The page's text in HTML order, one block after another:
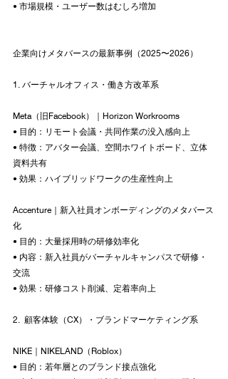
• 市場規模・ユーザー数はむしろ増加
企業向けメタバースの最新事例（2025〜2026）
1. バーチャルオフィス・働き方改革系
Meta（旧Facebook）｜Horizon Workrooms
• 目的：リモート会議・共同作業の没入感向上
• 特徴：アバター会議、空間ホワイトボード、立体
資料共有
• 効果：ハイブリッドワークの生産性向上
Accenture｜新入社員オンボーディングのメタバース
化
• 目的：大量採用時の研修効率化
• 内容：新入社員がバーチャルキャンパスで研修・
交流
• 効果：研修コスト削減、定着率向上
2.  顧客体験（CX）・ブランドマーケティング系
NIKE｜NIKELAND（Roblox）
• 目的：若年層とのブランド接点強化